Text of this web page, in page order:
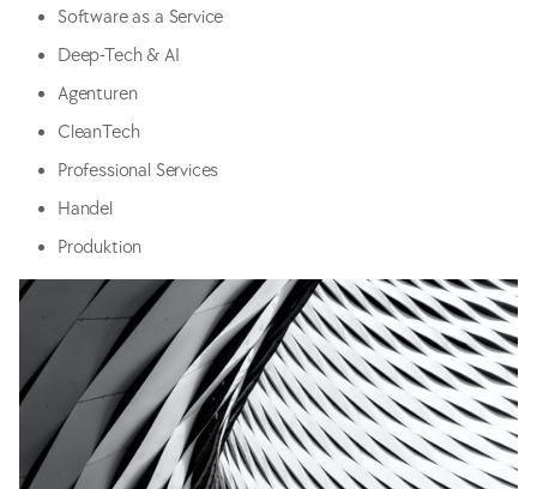
Software as a Service
Deep-Tech & AI
Agenturen
CleanTech
Professional Services
Handel
Produktion